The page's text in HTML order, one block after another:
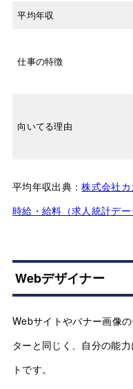
平均年収
仕事の特徴
向いてる理由
平均年収出典：株式会社
時給・給料（求人統計デー
Webデザイナー
Webサイトやバナー画像
ターと同じく、自分の能
トです。